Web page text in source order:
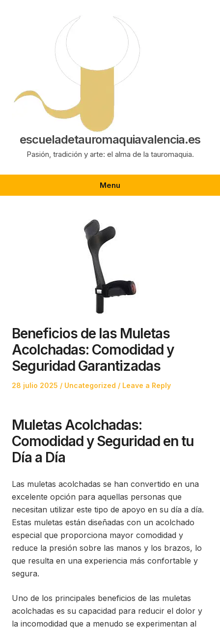
escueladetauromaquiavalencia.es
Pasión, tradición y arte: el alma de la tauromaquia.
Menu
Beneficios de las Muletas
Acolchadas: Comodidad y
Seguridad Garantizadas
Posted
28 julio 2025
Posted
Uncategorized Leave a Reply
Muletas Acolchadas:
Comodidad y Seguridad en tu
Día a Día
Las muletas acolchadas se han convertido en una
excelente opción para aquellas personas que
necesitan utilizar este tipo de apoyo en su día a día.
Estas muletas están diseñadas con un acolchado
especial que proporciona mayor comodidad y
reduce la presión sobre las manos y los brazos, lo
que resulta en una experiencia más confortable y
segura.
Uno de los principales beneficios de las muletas
acolchadas es su capacidad para reducir el dolor y
la incomodidad que a menudo se experimentan al